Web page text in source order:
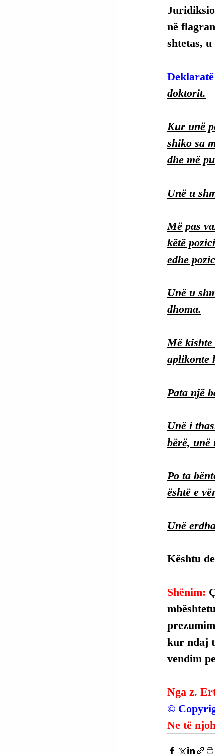
në
shtetas,
Deklaratë
doktorit.
Kur unë
shiko sa
dhe më
Unë u
Më pas
këtë
edhe
Unë u
dhoma.
Më kishte
aplikonte
Pata një
Unë i
bërë, unë
Po ta
është e
Unë
Kështu
Shënim:
kur ndaj
vendim
Nga z.
©
Ne të